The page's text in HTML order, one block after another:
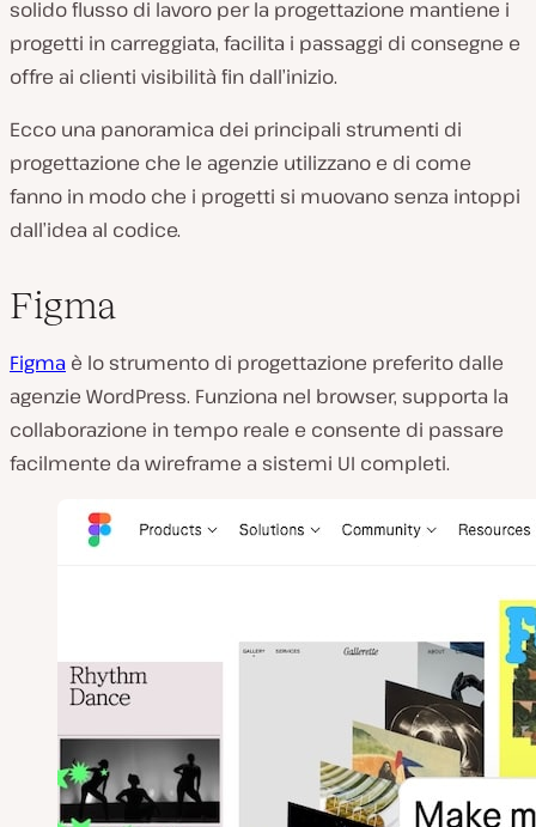
solido flusso di lavoro per la progettazione mantiene i
progetti in carreggiata, facilita i passaggi di consegne e
offre ai clienti visibilità fin dall’inizio.
Ecco una panoramica dei principali strumenti di
progettazione che le agenzie utilizzano e di come
fanno in modo che i progetti si muovano senza intoppi
dall’idea al codice.
Figma
Figma è lo strumento di progettazione preferito dalle
agenzie WordPress. Funziona nel browser, supporta la
collaborazione in tempo reale e consente di passare
facilmente da wireframe a sistemi UI completi.